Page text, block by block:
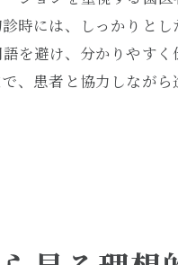
歯科衛生士から
歯科衛生士
治療技術と
初診時に確
時には、しっかりと
を避け、分かりやす
、患者と協力しなが